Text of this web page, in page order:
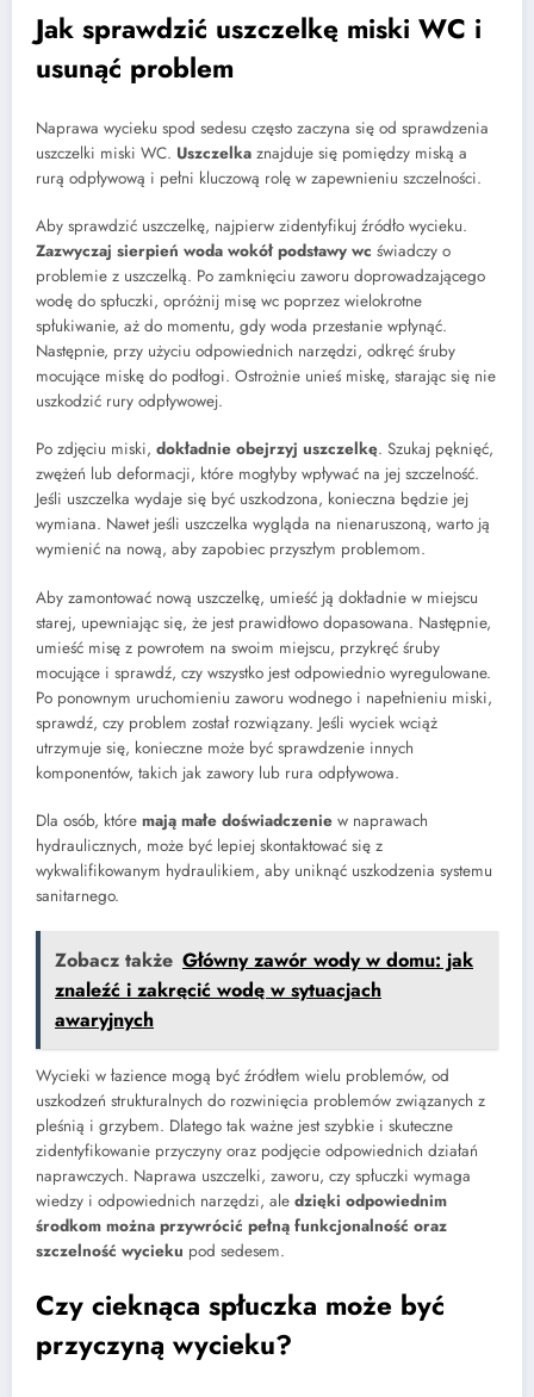
Jak sprawdzić uszczelkę miski WC i
usunąć problem
Naprawa wycieku spod sedesu często zaczyna się od sprawdzenia
uszczelki miski WC. Uszczelka znajduje się pomiędzy miską a
rurą odpływową i pełni kluczową rolę w zapewnieniu szczelności.
Aby sprawdzić uszczelkę, najpierw zidentyfikuj źródło wycieku.
Zazwyczaj sierpień woda wokół podstawy wc świadczy o
problemie z uszczelką. Po zamknięciu zaworu doprowadzającego
wodę do spłuczki, opróżnij misę wc poprzez wielokrotne
spłukiwanie, aż do momentu, gdy woda przestanie wpłynąć.
Następnie, przy użyciu odpowiednich narzędzi, odkręć śruby
mocujące miskę do podłogi. Ostrożnie unieś miskę, starając się nie
uszkodzić rury odpływowej.
Po zdjęciu miski, dokładnie obejrzyj uszczelkę. Szukaj pęknięć,
zwężeń lub deformacji, które mogłyby wpływać na jej szczelność.
Jeśli uszczelka wydaje się być uszkodzona, konieczna będzie jej
wymiana. Nawet jeśli uszczelka wygląda na nienaruszoną, warto ją
wymienić na nową, aby zapobiec przyszłym problemom.
Aby zamontować nową uszczelkę, umieść ją dokładnie w miejscu
starej, upewniając się, że jest prawidłowo dopasowana. Następnie,
umieść misę z powrotem na swoim miejscu, przykręć śruby
mocujące i sprawdź, czy wszystko jest odpowiednio wyregulowane.
Po ponownym uruchomieniu zaworu wodnego i napełnieniu miski,
sprawdź, czy problem został rozwiązany. Jeśli wyciek wciąż
utrzymuje się, konieczne może być sprawdzenie innych
komponentów, takich jak zawory lub rura odpływowa.
Dla osób, które mają małe doświadczenie w naprawach
hydraulicznych, może być lepiej skontaktować się z
wykwalifikowanym hydraulikiem, aby uniknąć uszkodzenia systemu
sanitarnego.
Zobacz także Główny zawór wody w domu: jak
znaleźć i zakręcić wodę w sytuacjach
awaryjnych
Wycieki w łazience mogą być źródłem wielu problemów, od
uszkodzeń strukturalnych do rozwinięcia problemów związanych z
pleśnią i grzybem. Dlatego tak ważne jest szybkie i skuteczne
zidentyfikowanie przyczyny oraz podjęcie odpowiednich działań
naprawczych. Naprawa uszczelki, zaworu, czy spłuczki wymaga
wiedzy i odpowiednich narzędzi, ale dzięki odpowiednim
środkom można przywrócić pełną funkcjonalność oraz
szczelność wycieku pod sedesem.
Czy cieknąca spłuczka może być
przyczyną wycieku?